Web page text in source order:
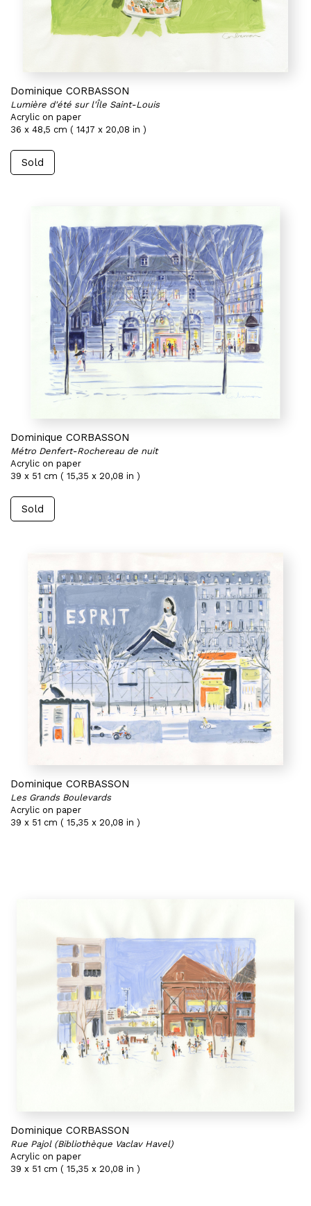
Dominique CORBASSON
Lumière d'été sur l'Île Saint-Louis
Acrylic on paper
36 x 48,5 cm ( 14,17 x 20,08 in )
Sold
Dominique CORBASSON
Métro Denfert-Rochereau de nuit
Acrylic on paper
39 x 51 cm ( 15,35 x 20,08 in )
Sold
Dominique CORBASSON
Les Grands Boulevards
Acrylic on paper
39 x 51 cm ( 15,35 x 20,08 in )
Dominique CORBASSON
Rue Pajol (Bibliothèque Vaclav Havel)
Acrylic on paper
39 x 51 cm ( 15,35 x 20,08 in )